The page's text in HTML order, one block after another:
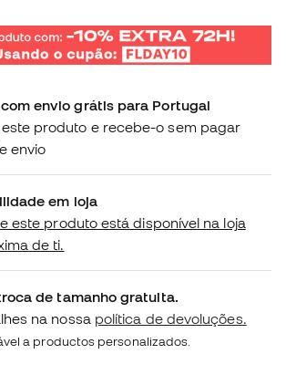
envio grátis para Portugal
produto e recebe-o sem pagar
envio
em loja
este produto está disponível na loja
de ti.
de tamanho gratuita.
na nossa política de devoluções.
a productos personalizados.